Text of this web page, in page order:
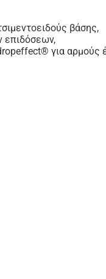
βάσης,
επιδόσεων,
για αρμούς